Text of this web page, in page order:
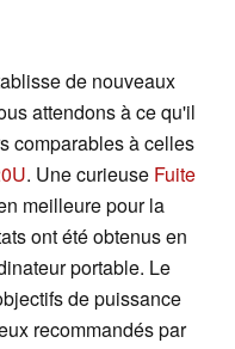
de nouveaux
attendons à ce qu'il
comparables à celles
. Une curieuse Fuite
meilleure pour la
ont été obtenus en
portable. Le
de puissance
recommandés par